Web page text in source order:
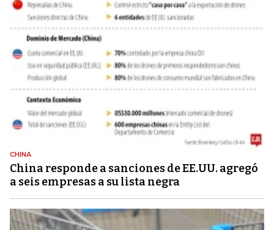
CHINA
China responde a sanciones de EE.UU. agregó
a seis empresas a su lista negra